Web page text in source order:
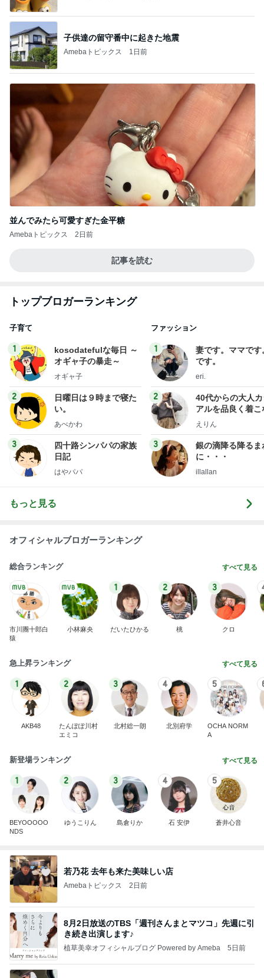
子供達の留守番中に起きた地震
Amebaトピックス 1日前
並んでみたら可愛すぎた金平糖
Amebaトピックス 2日前
記事を読む
トップブロガーランキング
子育て
1
kosodatefulな毎日 ～
オギャ子の暴走～
オギャ子
2
日曜日は９時まで寝た
い。
あべかわ
3
四十路シンパパの家族
日記
はやパパ
ファッション
1
妻です。ママです
です。
eri.
2
40代からの大人
アルを品良く着こ
ファッションブロ
えりん
3
銀の滴降る降るま
に・・・
illallan
もっと見る
オフィシャルブロガーランキング
総合ランキング すべて見る
市川團十郎白
猿
小林麻央
1
だいたひかる
2
桃
3
クロ
急上昇ランキング すべて見る
1
AKB48
2
たんぽぽ川村
エミコ
3
北村総一朗
4
北別府学
5
OCHA NORM
A
新登場ランキング すべて見る
1
BEYOOOOO
NDS
2
ゆうこりん
3
島倉りか
4
石 安伊
5
蒼井心音
若乃花 去年も来た美味しい店
Amebaトピックス 2日前
8月2日放送のTBS「週刊さんまとマツコ」先週に引
き続き出演します♪
植草美幸オフィシャルブログ Powered by Ameba 5日前